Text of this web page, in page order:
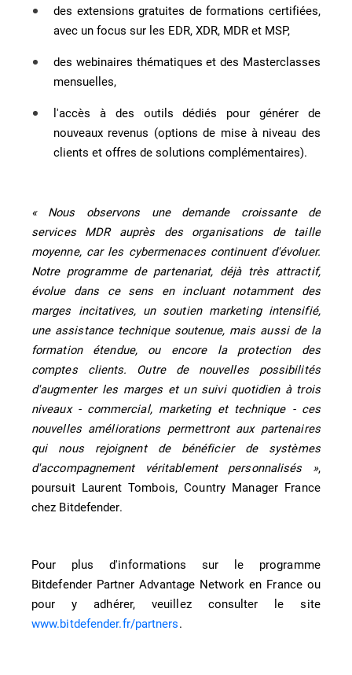
des extensions gratuites de formations certifiées,
avec un focus sur les EDR, XDR, MDR et MSP,
des webinaires thématiques et des Masterclasses
mensuelles,
l'accès à des outils dédiés pour générer de
nouveaux revenus (options de mise à niveau des
clients et offres de solutions complémentaires).
« Nous observons une demande croissante de
services MDR auprès des organisations de taille
moyenne, car les cybermenaces continuent d'évoluer.
Notre programme de partenariat, déjà très attractif,
évolue dans ce sens en incluant notamment des
marges incitatives, un soutien marketing intensifié,
une assistance technique soutenue, mais aussi de la
formation étendue, ou encore la protection des
comptes clients. Outre de nouvelles possibilités
d'augmenter les marges et un suivi quotidien à trois
niveaux - commercial, marketing et technique - ces
nouvelles améliorations permettront aux partenaires
qui nous rejoignent de bénéficier de systèmes
d'accompagnement véritablement personnalisés »,
poursuit Laurent Tombois, Country Manager France
chez Bitdefender.
Pour plus d'informations sur le programme
Bitdefender Partner Advantage Network en France ou
pour y adhérer, veuillez consulter le site
www.bitdefender.fr/partners.